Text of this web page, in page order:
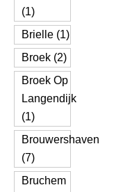
(1)
Brielle (1)
Broek (2)
Broek Op
Langendijk
(1)
Brouwershaven
(7)
Bruchem